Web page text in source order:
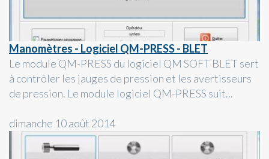
Manomètres - Logiciel QM-PRESS - BLET
Le module QM-PRESS du logiciel QM SOFT BLET sert
à contrôler les jauges de pression et les avertisseurs
de pression. Le module logiciel QM-PRESS suit...
dimanche 10 août 2014